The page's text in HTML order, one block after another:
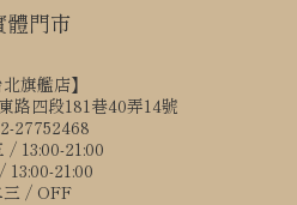
體門市
北旗艦店】
路四段181巷40弄14號
27752468
/ 13:00-21:00
13:00-21:00
三 / OFF